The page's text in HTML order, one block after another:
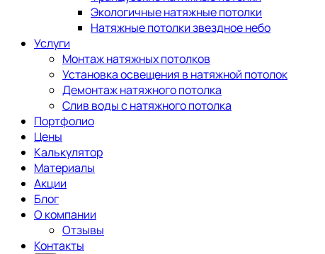
Экологичные натяжные потолки
Натяжные потолки звездное небо
Услуги
Монтаж натяжных потолков
Установка освещения в натяжной потолок
Демонтаж натяжного потолка
Слив воды с натяжного потолка
Портфолио
Цены
Калькулятор
Материалы
Акции
Блог
О компании
Отзывы
Контакты